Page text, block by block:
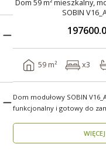
Dom 59 m² mieszkalny,
SOBIN
59 m² x3
Dom modułowy SOBIN
funkcjonalny i gotowy do
WIĘCEJ